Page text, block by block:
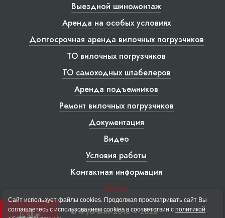
Выездной шиномонтаж
Аренда на особых условиях
Долгосрочная аренда вилочных погрузчиков
ТО вилочных погрузчиков
ТО самоходных штабелеров
Аренда подъемников
Ремонт вилочных погрузчиков
Документация
Видео
Условия работы
Контактная информация
Акции
© «РусРент» 2016 – 2023
Сайт использует файлы cookies. Продолжая просматривать сайт Вы
соглашаетесь с использованием cookies в соответствии с политикой